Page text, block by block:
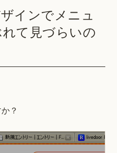
インでメニュ
て見づらいの
？